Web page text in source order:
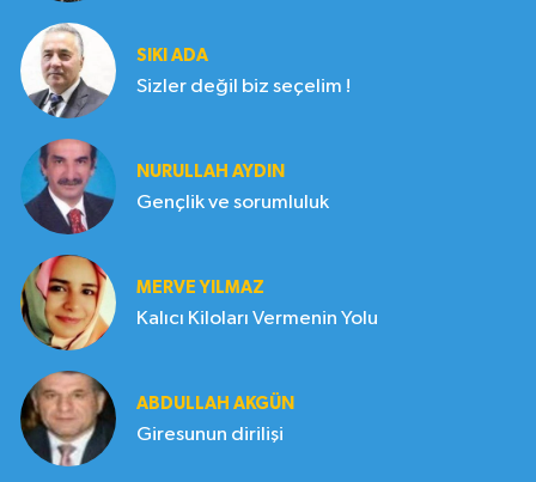
SIKI ADA
Sizler değil biz seçelim !
NURULLAH AYDIN
Gençlik ve sorumluluk
MERVE YILMAZ
Kalıcı Kiloları Vermenin Yolu
ABDULLAH AKGÜN
Giresunun dirilişi